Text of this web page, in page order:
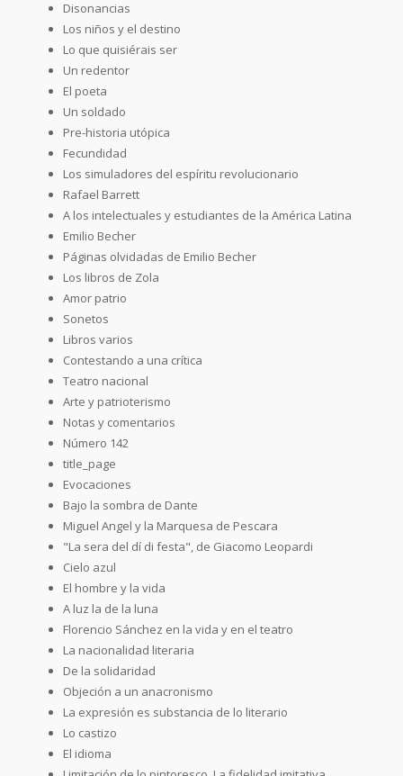
Disonancias
Los niños y el destino
Lo que quisiérais ser
Un redentor
El poeta
Un soldado
Pre-historia utópica
Fecundidad
Los simuladores del espíritu revolucionario
Rafael Barrett
A los intelectuales y estudiantes de la América Latina
Emilio Becher
Páginas olvidadas de Emilio Becher
Los libros de Zola
Amor patrio
Sonetos
Libros varios
Contestando a una crítica
Teatro nacional
Arte y patrioterismo
Notas y comentarios
Número 142
title_page
Evocaciones
Bajo la sombra de Dante
Miguel Angel y la Marquesa de Pescara
"La sera del dí di festa", de Giacomo Leopardi
Cielo azul
El hombre y la vida
A luz la de la luna
Florencio Sánchez en la vida y en el teatro
La nacionalidad literaria
De la solidaridad
Objeción a un anacronismo
La expresión es substancia de lo literario
Lo castizo
El idioma